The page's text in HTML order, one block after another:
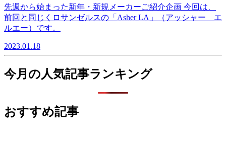
先週から始まった新年・新規メーカーご紹介企画 今回は、
前回と同じくロサンゼルスの「Asher LA」（アッシャー エ
ルエー）です。
2023.01.18
今月の人気記事ランキング
おすすめ記事